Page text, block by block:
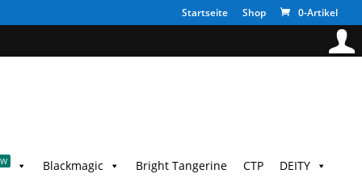
Startseite Shop 0-Artikel
Blackmagic Bright Tangerine CTP DEITY